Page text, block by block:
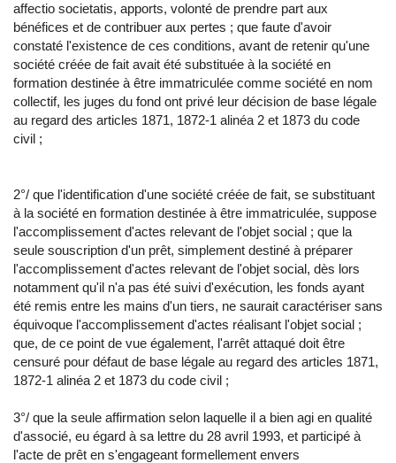
affectio societatis, apports, volonté de prendre part aux
bénéfices et de contribuer aux pertes ; que faute d'avoir
constaté l'existence de ces conditions, avant de retenir qu'une
société créée de fait avait été substituée à la société en
formation destinée à être immatriculée comme société en nom
collectif, les juges du fond ont privé leur décision de base légale
au regard des articles 1871, 1872-1 alinéa 2 et 1873 du code
civil ;
2°/ que l'identification d'une société créée de fait, se substituant
à la société en formation destinée à être immatriculée, suppose
l'accomplissement d'actes relevant de l'objet social ; que la
seule souscription d'un prêt, simplement destiné à préparer
l'accomplissement d'actes relevant de l'objet social, dès lors
notamment qu'il n'a pas été suivi d'exécution, les fonds ayant
été remis entre les mains d'un tiers, ne saurait caractériser sans
équivoque l'accomplissement d'actes réalisant l'objet social ;
que, de ce point de vue également, l'arrêt attaqué doit être
censuré pour défaut de base légale au regard des articles 1871,
1872-1 alinéa 2 et 1873 du code civil ;
3°/ que la seule affirmation selon laquelle il a bien agi en qualité
d'associé, eu égard à sa lettre du 28 avril 1993, et participé à
l'acte de prêt en s'engageant formellement envers